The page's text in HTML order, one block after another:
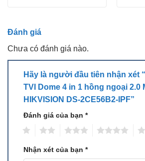
Image Sensor
Signal System PAL/NTSC
Frame Rate
NTSC: 1080p@30fps
Resolution 1920 (H) × 1080 (V)
Min. illumination 0.02 Lux @ (F1.2,AGC
PAL: 1/25 s to 1/50,
NTSC: 1/30 s to 1/50,
Đánh giá
Chưa có đánh giá nào.
Hãy là người đầu tiên nhận xét
TVI Dome 4 in 1 hồng ngoại 2.0
HIKVISION DS-2CE56B2-IPF”
Đánh giá của bạn *
Nhận xét của bạn *